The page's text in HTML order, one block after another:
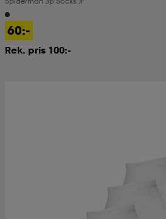
60:-
Rek. pris 100:-